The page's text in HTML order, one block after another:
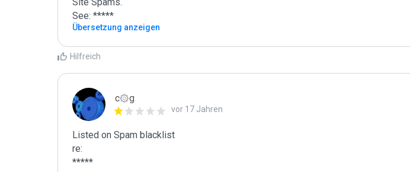
See: *****
Übersetzung anzeigen
Hilfreich
c۞g
vor 17 Jahren
Listed on Spam blacklist
re:
*****